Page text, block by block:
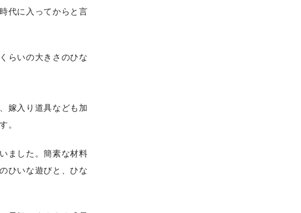
代に入ってからと言
らいの大きさのひな
嫁入り道具なども加
。
ました。簡素な材料
ひいな遊びと、ひな